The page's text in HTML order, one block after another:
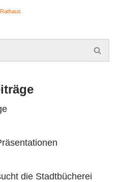
Rathaus
die Stadtbücherei